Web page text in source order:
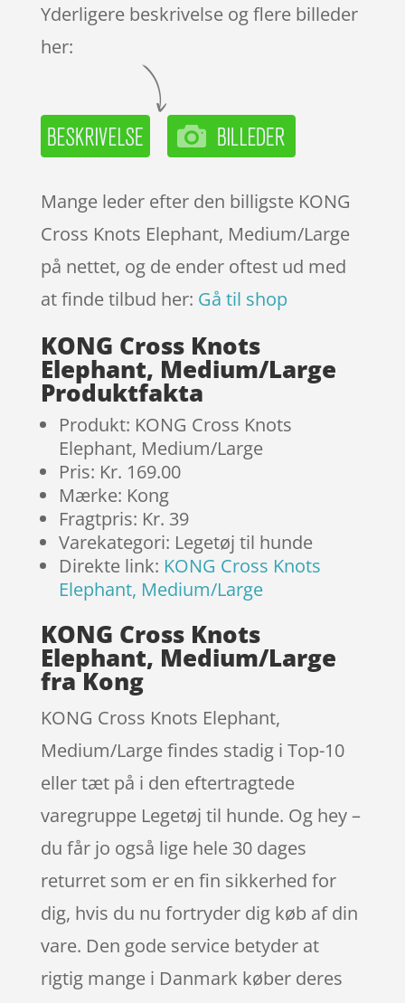
Yderligere beskrivelse og flere billeder
her:
Mange leder efter den billigste KONG
Cross Knots Elephant, Medium/Large
på nettet, og de ender oftest ud med
at finde tilbud her: Gå til shop
KONG Cross Knots
Elephant, Medium/Large
Produktfakta
Produkt: KONG Cross Knots
Elephant, Medium/Large
Pris: Kr. 169.00
Mærke: Kong
Fragtpris: Kr. 39
Varekategori: Legetøj til hunde
Direkte link: KONG Cross Knots
Elephant, Medium/Large
KONG Cross Knots
Elephant, Medium/Large
fra Kong
KONG Cross Knots Elephant,
Medium/Large findes stadig i Top-10
eller tæt på i den eftertragtede
varegruppe Legetøj til hunde. Og hey –
du får jo også lige hele 30 dages
returret som er en fin sikkerhed for
dig, hvis du nu fortryder dig køb af din
vare. Den gode service betyder at
rigtig mange i Danmark køber deres